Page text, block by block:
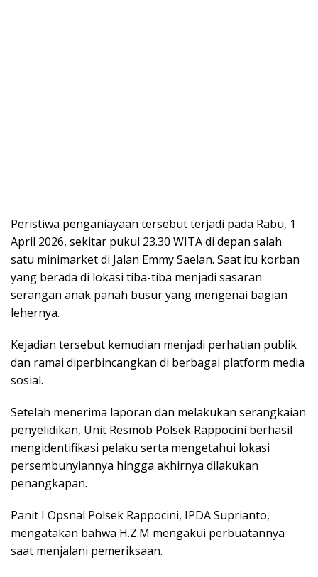
Peristiwa penganiayaan tersebut terjadi pada Rabu, 1
April 2026, sekitar pukul 23.30 WITA di depan salah
satu minimarket di Jalan Emmy Saelan. Saat itu korban
yang berada di lokasi tiba-tiba menjadi sasaran
serangan anak panah busur yang mengenai bagian
lehernya.
Kejadian tersebut kemudian menjadi perhatian publik
dan ramai diperbincangkan di berbagai platform media
sosial.
Setelah menerima laporan dan melakukan serangkaian
penyelidikan, Unit Resmob Polsek Rappocini berhasil
mengidentifikasi pelaku serta mengetahui lokasi
persembunyiannya hingga akhirnya dilakukan
penangkapan.
Panit I Opsnal Polsek Rappocini, IPDA Suprianto,
mengatakan bahwa H.Z.M mengakui perbuatannya
saat menjalani pemeriksaan.